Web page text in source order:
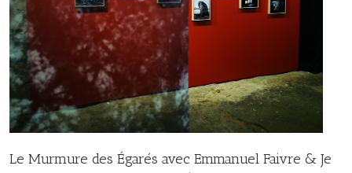
Le Murmure des Égarés avec Emmanuel Faivre & Je